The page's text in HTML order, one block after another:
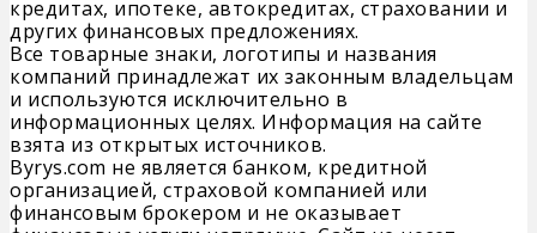
кредитах, ипотеке, автокредитах, страховании и
других финансовых предложениях.
Все товарные знаки, логотипы и названия
компаний принадлежат их законным владельцам
и используются исключительно в
информационных целях. Информация на сайте
взята из открытых источников.
Byrys.com не является банком, кредитной
организацией, страховой компанией или
финансовым брокером и не оказывает